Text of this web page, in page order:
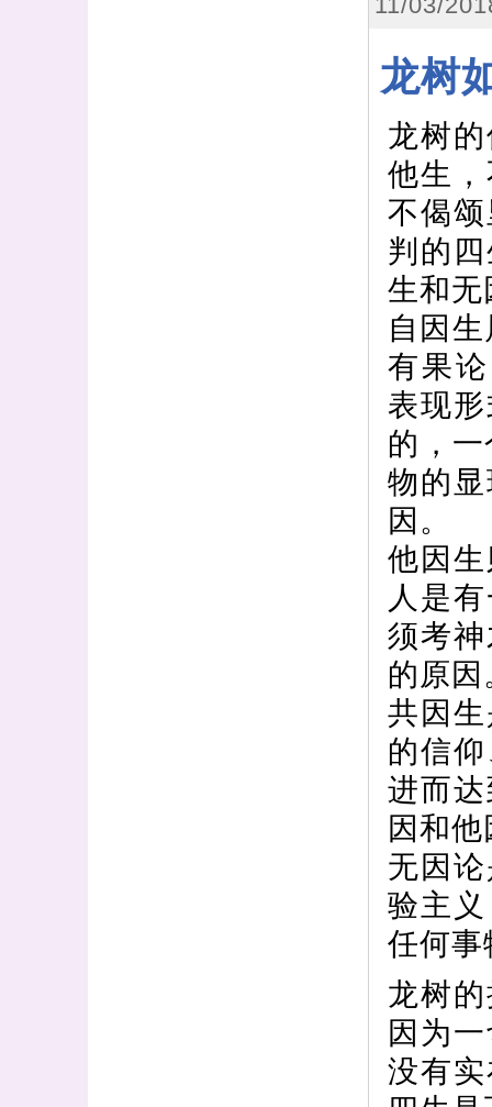
龙树
龙树
他生
不偈
判的
生和无
自因
有果
表现
的，
物的
因。
他因
人是
须考
的原因
共因
的信
进而
因和
无因
验主
任何事
龙树
因为
没有